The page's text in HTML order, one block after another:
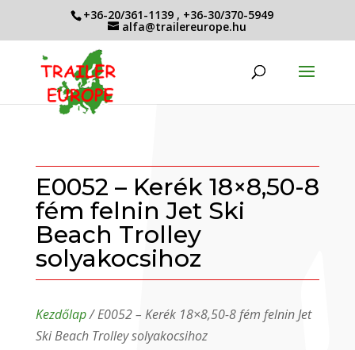
+36-20/361-1139 , +36-30/370-5949
alfa@trailereurope.hu
E0052 – Kerék 18×8,50-8
fém felnin Jet Ski
Beach Trolley
solyakocsihoz
Kezdőlap/ E0052 – Kerék 18×8,50-8 fém felnin Jet
Ski Beach Trolley solyakocsihoz